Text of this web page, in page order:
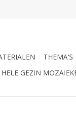
THEMA'S
GEZIN